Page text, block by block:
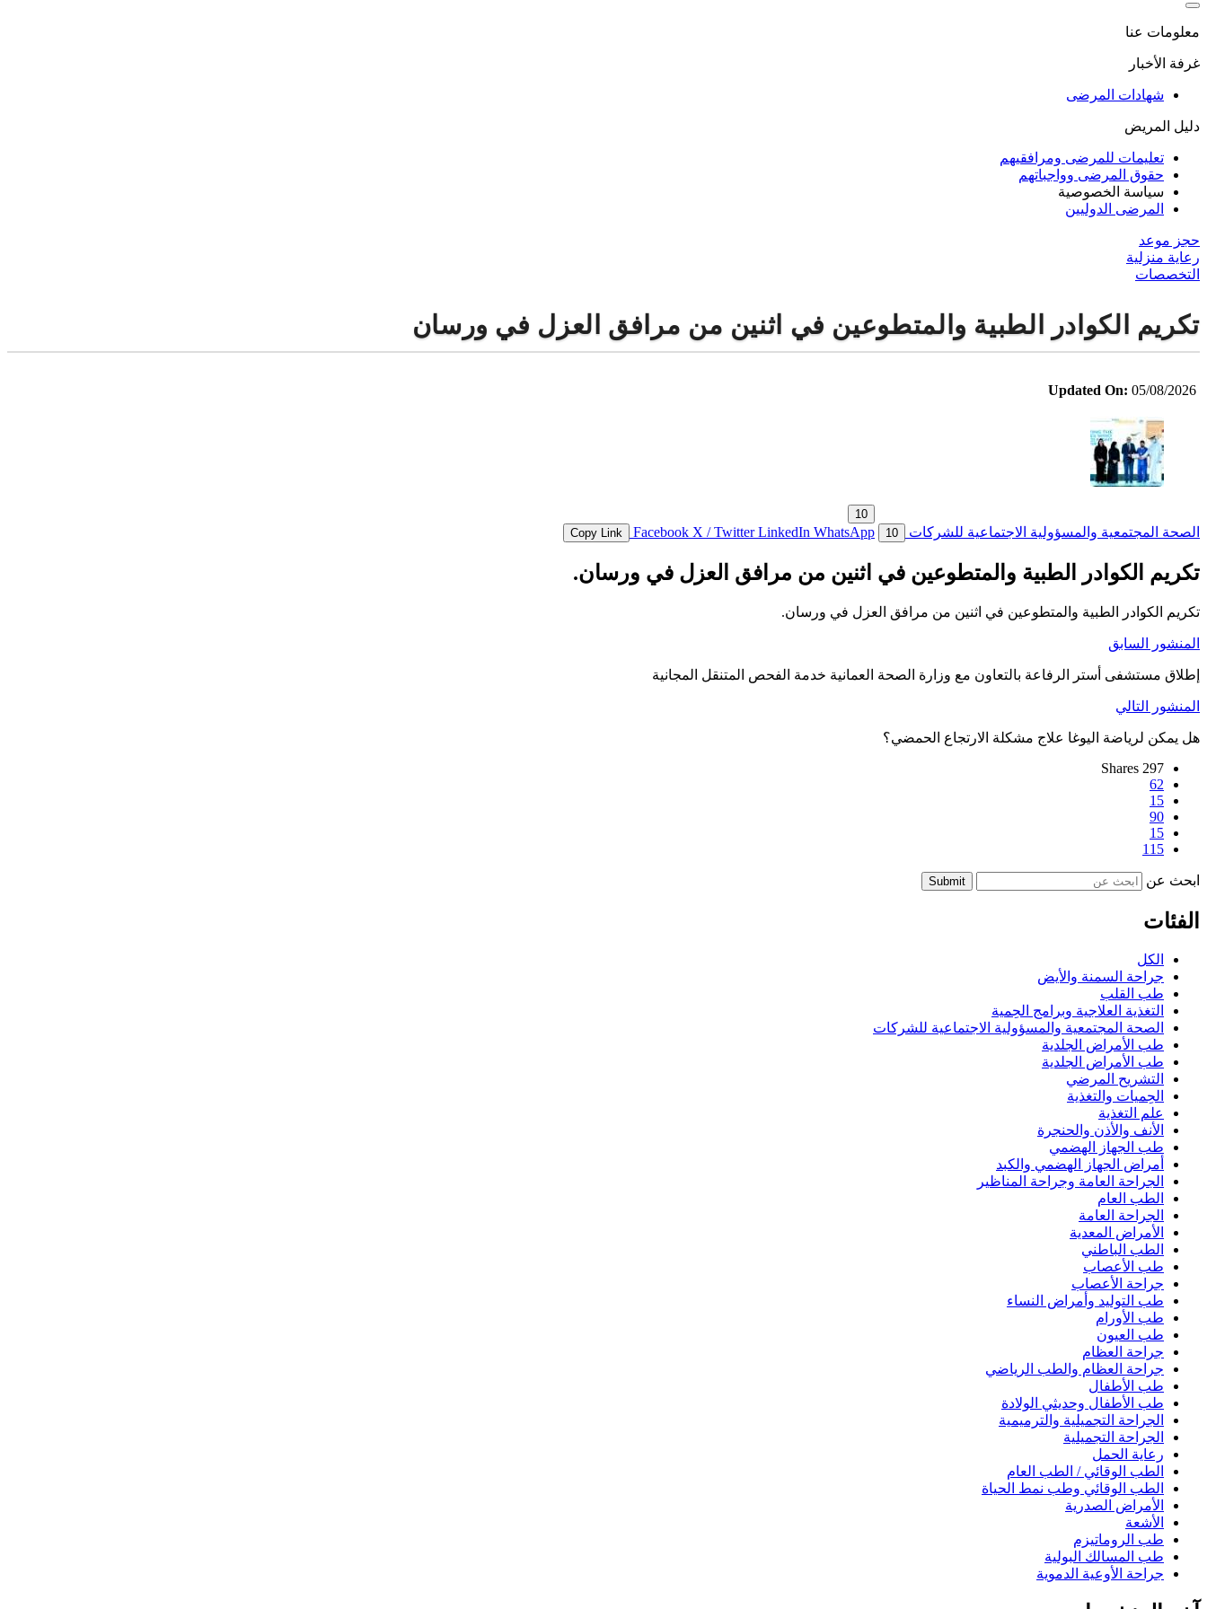
معلومات عنا
غرفة الأخبار
شهادات المرضى
دليل المريض
تعليمات للمرضى ومرافقيهم
حقوق المرضى وواجباتهم
سياسة الخصوصية
المرضى الدوليين
حجز موعد
رعاية منزلية
التخصصات
تكريم الكوادر الطبية والمتطوعين في اثنين من مرافق العزل في ورسان
Updated On: 05/08/2026
الصحة المجتمعية والمسؤولية الاجتماعية للشركات 10
10
Facebook X / TwitterLinkedIn WhatsApp
Copy Link
تكريم الكوادر الطبية والمتطوعين في اثنين من مرافق العزل في ورسان.
تكريم الكوادر الطبية والمتطوعين في اثنين من مرافق العزل في ورسان.
المنشور السابق
إطلاق مستشفى أستر الرفاعة بالتعاون مع وزارة الصحة العمانية خدمة الفحص المتنقل المجانية
المنشور التالي
هل يمكن لرياضة اليوغا علاج مشكلة الارتجاع الحمضي؟
297
Shares
62
15
90
15
115
ابحث عن Submit
الفئات
الكل
جراحة السمنة والأيض
طب القلب
التغذية العلاجية وبرامج الحِمية
الصحة المجتمعية والمسؤولية الاجتماعية للشركات
طب الأمراض الجلدية
طب الأمراض الجلدية
التشريح المرضي
الحِميات والتغذية
علم التغذية
الأنف والأذن والحنجرة
طب الجهاز الهضمي
أمراض الجهاز الهضمي والكبد
الجراحة العامة وجراحة المناظير
الطب العام
الجراحة العامة
الأمراض المعدية
الطب الباطني
طب الأعصاب
جراحة الأعصاب
طب التوليد وأمراض النساء
طب الأورام
طب العيون
جراحة العظام
جراحة العظام والطب الرياضي
طب الأطفال
طب الأطفال وحديثي الولادة
الجراحة التجميلية والترميمية
الجراحة التجميلية
رعاية الحمل
الطب الوقائي / الطب العام
الطب الوقائي وطب نمط الحياة
الأمراض الصدرية
الأشعة
طب الروماتيزم
طب المسالك البولية
جراحة الأوعية الدموية